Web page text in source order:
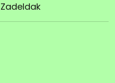
Zadeldak